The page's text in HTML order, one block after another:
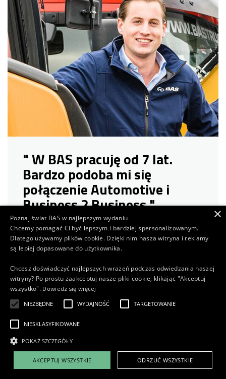
" W BAS pracuję od 7 lat.
Bardzo podoba mi się
połączenie Automotive i
Business 2 Business "
Diederik Boon van Ostade
Zakupy w BAS Trucks
przeczytaj historię
×
Poznaj świat BAS w najlepszym wydaniu
Chcemy pomagać Ci być lepszym i bardziej spersonalizowanym.
Dlatego używamy plików cookie. Dzięki nim nasza witryna i reklamy
są lepiej dopasowane do użytkownika.
Chcesz doświadczyć najlepszych wrażeń podczas odwiedzania naszej
witryny? Po prostu zaakceptuj nasze pliki cookie, klikając "Akceptuj
wszystko". Dowiedz się więcej
NIEZBĘDNE WYDAJNOŚĆ TARGETOWANIE
NIESKLASYFIKOWANE
POKAŻ SZCZEGÓŁY
AKCEPTUJ WSZYSTKIE ODRZUĆ WSZYSTKIE